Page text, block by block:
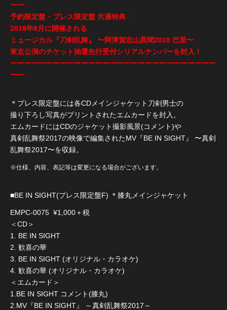
ーー
予約限定盤・プレス限定盤 共通特典
2018年8月に開催される
ミュージカル『刀剣乱舞』 〜阿津賀志山異聞2018 巴里〜
東京公演のチケット抽選先行受付シリアルナンバーを封入！
ーーーーーーーーーーーーーーーーーーーーーーーーーーーーー
ーー
＊プレス限定盤には各CDメインジャケット刀剣男士の
撮り下ろし写真がプリントされたエムカードを封入。
エムカードにはCDのジャケット撮影風景(コメント)や
真剣乱舞祭2017の映像で編集されたMV『BE IN SIGHT』 〜真剣
乱舞祭2017〜を収録。
※仕様、内容、表記等は変更になる場合がございます。
■BE IN SIGHT(プレス限定盤F) ＊膝丸メインジャケット
EMPC-0075 ¥1,000＋税
＜CD＞
1. BE IN SIGHT
2. 歓喜の華
3. BE IN SIGHT (オリジナル・カラオケ)
4. 歓喜の華 (オリジナル・カラオケ)
＜エムカード＞
1.BE IN SIGHT コメント(膝丸)
2.MV『BE IN SIGHT』 ～真剣乱舞祭2017～